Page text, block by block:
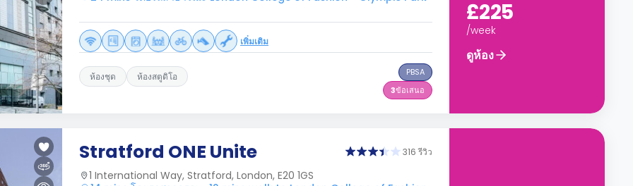
เพิ่มเติม
ห้องชุด ห้องสตูดิโอ
PBSA
3ข้อเสนอ
£225
/week
ดูห้อง
Stratford ONE Unite 316 รีวิว
1 International Way, Stratford, London, E20 1GS